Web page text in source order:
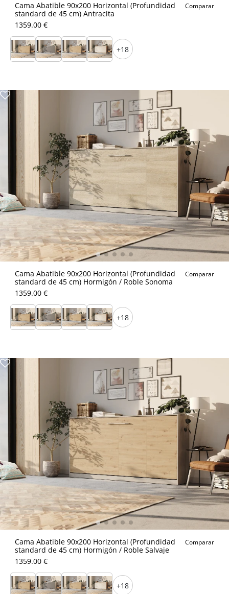
Cama Abatible 90x200 Horizontal (Profundidad
standard de 45 cm) Antracita
Comparar
1359.00 €
+18
Cama Abatible 90x200 Horizontal (Profundidad
standard de 45 cm) Hormigón / Roble Sonoma
Comparar
1359.00 €
+18
Cama Abatible 90x200 Horizontal (Profundidad
standard de 45 cm) Hormigón / Roble Salvaje
Comparar
1359.00 €
+18